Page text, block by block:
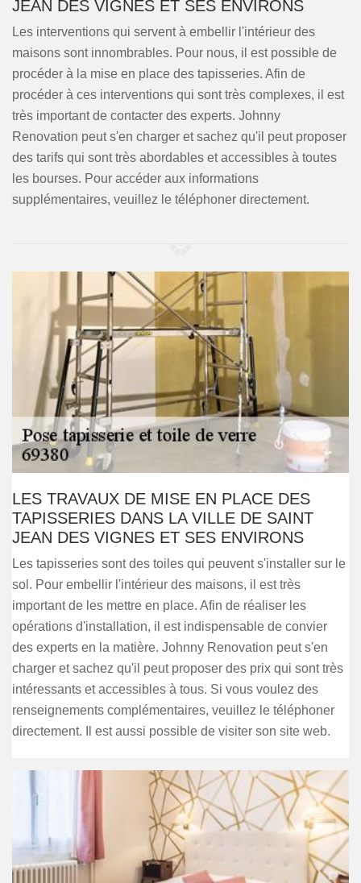
JEAN DES VIGNES ET SES ENVIRONS
Les interventions qui servent à embellir l'intérieur des
maisons sont innombrables. Pour nous, il est possible de
procéder à la mise en place des tapisseries. Afin de
procéder à ces interventions qui sont très complexes, il est
très important de contacter des experts. Johnny
Renovation peut s'en charger et sachez qu'il peut proposer
des tarifs qui sont très abordables et accessibles à toutes
les bourses. Pour accéder aux informations
supplémentaires, veuillez le téléphoner directement.
LES TRAVAUX DE MISE EN PLACE DES
TAPISSERIES DANS LA VILLE DE SAINT
JEAN DES VIGNES ET SES ENVIRONS
Les tapisseries sont des toiles qui peuvent s'installer sur le
sol. Pour embellir l'intérieur des maisons, il est très
important de les mettre en place. Afin de réaliser les
opérations d'installation, il est indispensable de convier
des experts en la matière. Johnny Renovation peut s'en
charger et sachez qu'il peut proposer des prix qui sont très
intéressants et accessibles à tous. Si vous voulez des
renseignements complémentaires, veuillez le téléphoner
directement. Il est aussi possible de visiter son site web.